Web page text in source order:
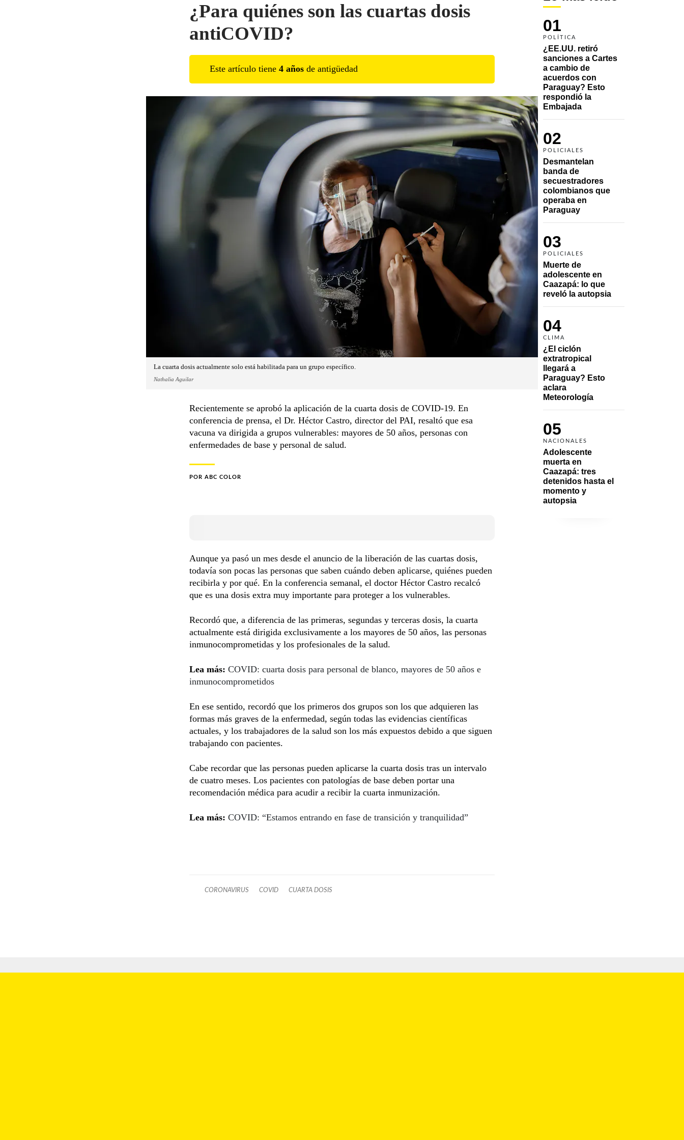
01
POLÍTICA
¿EE.UU. retiró
sanciones a Cartes
a cambio de
acuerdos con
Paraguay? Esto
respondió la
Embajada
02
POLICIALES
Desmantelan
banda de
secuestradores
colombianos que
operaba en
Paraguay
03
POLICIALES
Muerte de
adolescente en
Caazapá: lo que
reveló la autopsia
04
CLIMA
¿El ciclón
extratropical
llegará a
Paraguay? Esto
aclara
Meteorología
05
NACIONALES
Adolescente
muerta en
Caazapá: tres
detenidos hasta el
momento y
autopsia
¿Para quiénes son las cuartas dosis
antiCOVID?
Este artículo tiene 4 años de antigüedad
La cuarta dosis actualmente solo está habilitada para un grupo específico.
Nathalia Aguilar
Recientemente se aprobó la aplicación de la cuarta dosis de COVID-19. En
conferencia de prensa, el Dr. Héctor Castro, director del PAI, resaltó que esa
vacuna va dirigida a grupos vulnerables: mayores de 50 años, personas con
enfermedades de base y personal de salud.
POR ABC COLOR
Aunque ya pasó un mes desde el anuncio de la liberación de las cuartas dosis,
todavía son pocas las personas que saben cuándo deben aplicarse, quiénes pueden
recibirla y por qué. En la conferencia semanal, el doctor Héctor Castro recalcó
que es una dosis extra muy importante para proteger a los vulnerables.
Recordó que, a diferencia de las primeras, segundas y terceras dosis, la cuarta
actualmente está dirigida exclusivamente a los mayores de 50 años, las personas
inmunocomprometidas y los profesionales de la salud.
Lea más: COVID: cuarta dosis para personal de blanco, mayores de 50 años e
inmunocomprometidos
En ese sentido, recordó que los primeros dos grupos son los que adquieren las
formas más graves de la enfermedad, según todas las evidencias científicas
actuales, y los trabajadores de la salud son los más expuestos debido a que siguen
trabajando con pacientes.
Cabe recordar que las personas pueden aplicarse la cuarta dosis tras un intervalo
de cuatro meses. Los pacientes con patologías de base deben portar una
recomendación médica para acudir a recibir la cuarta inmunización.
Lea más: COVID: “Estamos entrando en fase de transición y tranquilidad”
CORONAVIRUS COVID CUARTA DOSIS